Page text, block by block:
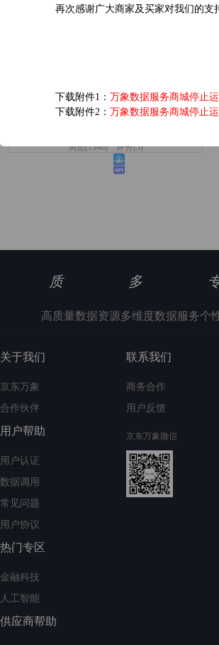
再次感谢广大商家及买家对我们的
下载附件1： 万象数据服务商城停止
下载附件2： 万象数据服务商城停止
6.0元/次
浏览(1346) 评分(5)
质
高质量数据资源
多
多维度数据服务个
关于我们
京东万象
合作伙伴
用户帮助
用户认证
数据调用
常见问题
用户协议
热门专区
金融科技
人工智能
供应商帮助
联系我们
商务合作
用户反馈
京东万象微信